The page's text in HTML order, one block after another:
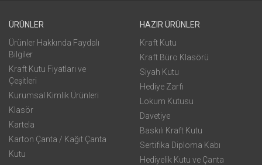
ÜRÜNLER
Ürünler Hakkında Faydalı
Bilgiler
Kraft Kutu Fiyatları ve
Çeşitleri
Kurumsal Kimlik Ürünleri
Klasör
Kartela
Karton Çanta / Kağıt Çanta
Kutu
HAZIR ÜRÜNLER
Kraft Kutu
Kraft Büro Klasörü
Siyah Kutu
Hediye Zarfı
Lokum Kutusu
Davetiye
Baskılı Kraft Kutu
Sertifika Diploma Kabı
Hediyelik Kutu ve Çanta